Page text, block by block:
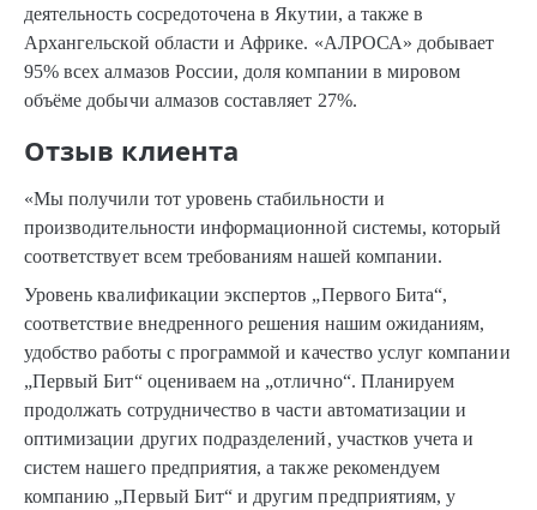
деятельность сосредоточена в Якутии, а также в
Архангельской области и Африке. «АЛРОСА» добывает
95% всех алмазов России, доля компании в мировом
объёме добычи алмазов составляет 27%.
Отзыв клиента
«Мы получили тот уровень стабильности и
производительности информационной системы, который
соответствует всем требованиям нашей компании.
Уровень квалификации экспертов „Первого Бита“,
соответствие внедренного решения нашим ожиданиям,
удобство работы с программой и качество услуг компании
„Первый Бит“ оцениваем на „отлично“. Планируем
продолжать сотрудничество в части автоматизации и
оптимизации других подразделений, участков учета и
систем нашего предприятия, а также рекомендуем
компанию „Первый Бит“ и другим предприятиям, у